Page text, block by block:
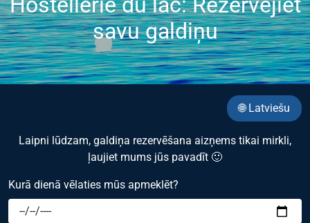
savu galdiņu
🌐 Latviešu
Laipni lūdzam, galdiņa rezervēšana aizņems tikai mirkli,
ļaujiet mums jūs pavadīt 🙂
Kurā dienā vēlaties mūs apmeklēt?